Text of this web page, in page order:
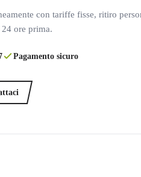
con tariffe fisse, ritiro
ore prima.
Pagamento sicuro